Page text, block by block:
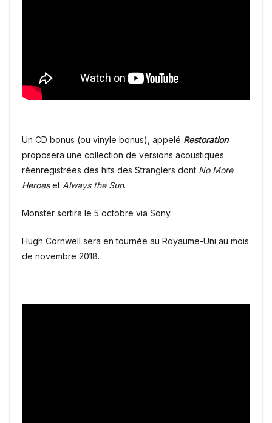
Un CD bonus (ou vinyle bonus), appelé Restoration
proposera une collection de versions acoustiques
réenregistrées des hits des Stranglers dont No More
Heroeset Always the Sun.
Monster sortira le 5 octobre via Sony.
Hugh Cornwell sera en tournée au Royaume-Uni au mois
de novembre 2018.